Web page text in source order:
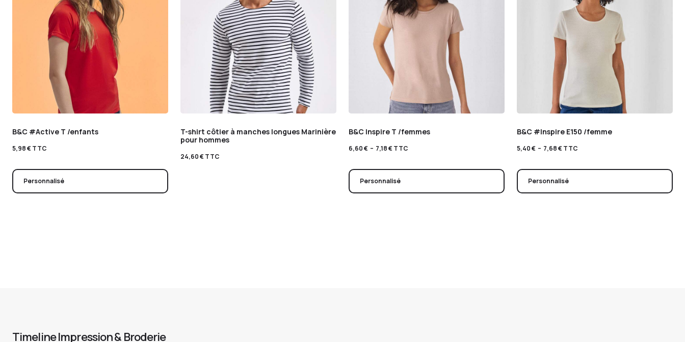
B&C #Active T /enfants
5,98€TTC
Personnalisé
T-shirt côtier à manches longues Marinière
pour hommes
24,60€TTC
B&C Inspire T /femmes
6,60€ – 7,18€TTC
Personnalisé
B&C #Inspire E150 /femme
5,40€ – 7,68€TTC
Personnalisé
Timeline Impression & Broderie